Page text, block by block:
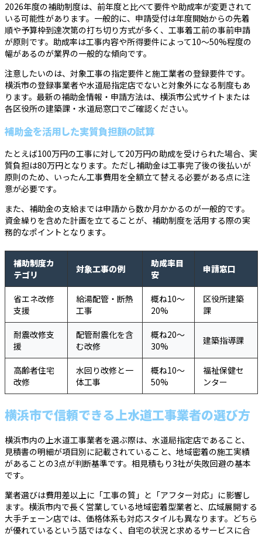
2026年度の補助制度は、前年度と比べて要件や助成率が変更されて
いる可能性があります。一般的に、申請受付は年度開始からの先着
順や予算枠到達次第の打ち切り方式が多く、工事着工前の事前申請
が原則です。助成率は工事内容や所得要件によって10〜50%程度の
幅があるのが業界の一般的な傾向です。
注意したいのは、対象工事の指定要件と施工業者の登録要件です。
横浜市の登録事業者や水道局指定店でないと対象外になる制度もあ
ります。最新の補助金情報・申請方法は、横浜市公式サイトまたは
各区役所の建築課・水道局窓口でご確認ください。
補助金を活用した実質負担額の試算
たとえば100万円の工事に対して20万円の助成を受けられた場合、実
質負担は80万円となります。ただし補助金は工事完了後の後払いが
原則のため、いったん工事費用を全額立て替える必要がある点に注
意が必要です。
また、補助金の支給までは申請から数か月かかるのが一般的です。
資金繰りを含めた計画を立てることが、補助制度を活用する際の実
務的なポイントとなります。
補助制度カ
テゴリ
対象工事の例
助成率目
安
申請窓口
省エネ改修
支援
給湯配管・断熱
工事
概ね10〜
20%
区役所建築
課
耐震改修支
援
配管耐震化を含
む改修
概ね20〜
30%
建築指導課
高齢者住宅
改修
水回り改修と一
体工事
概ね10〜
50%
福祉保健セ
ンター
横浜市で信頼できる上水道工事業者の選び方
横浜市内の上水道工事業者を選ぶ際は、水道局指定店であること、
見積書の明細が項目別に記載されていること、地域密着の施工実績
があることの3点が判断基準です。相見積もり3社が失敗回避の基本
です。
業者選びは費用差以上に「工事の質」と「アフター対応」に影響し
ます。横浜市内で長く営業している地域密着型業者と、広域展開する
大手チェーン店では、価格体系も対応スタイルも異なります。どちら
が優れているという話ではなく、自宅の状況と求めるサービスに合